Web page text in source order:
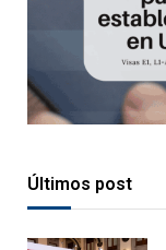
Últimos post